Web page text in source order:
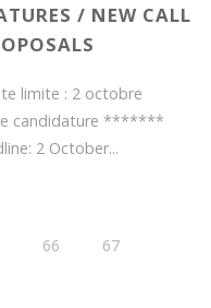
/ NEW CALL
limite : 2 octobre
candidature *******
2 October...
66 67